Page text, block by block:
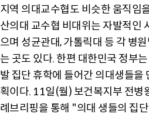
지역 의대교수협도 비슷한 움직임
산의대 교수협 비대위는 자발적인
으며 성균관대, 가톨릭대 등 각 병
는 곳도 있다. 한편 대한민국 정부
발 집단 휴학에 들어간 의대생들을
획이다. 11일(월) 보건복지부 전병
례브리핑을 통해 "의대 생들의 집